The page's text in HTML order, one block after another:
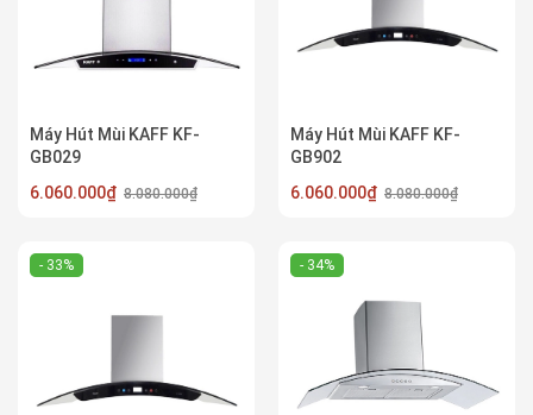
Máy Hút Mùi KAFF KF-
GB029
6.060.000₫ 8.080.000₫
Máy Hút Mùi KAFF KF-
GB902
6.060.000₫ 8.080.000₫
- 33% - 34%